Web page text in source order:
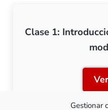
Gestionar
Clase 1: